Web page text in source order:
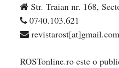
Str. Traian nr. 168,
0740.103.621
revistarost[at]gmail.com
ROSTonline.ro este o